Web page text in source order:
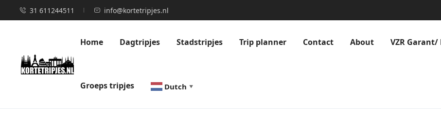
31 611244511 info@kortetripjes.nl
Home Dagtripjes Stadstripjes Trip planner Contact About VZR
Groeps tripjes Dutch ▼